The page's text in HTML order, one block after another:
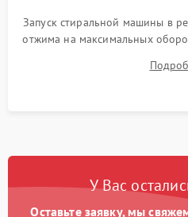
Запуск стиральной машины в
отжима на максимальных
корректности слива,
посторонних стуков и
У Вас
Оставьте заявку, мы